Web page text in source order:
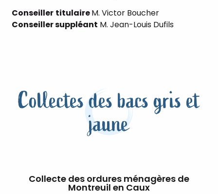
Conseiller titulaireM. Victor Boucher
Conseiller suppléant M. Jean-Louis Dufils
Collectes des bacs gris et
jaune
Collecte des ordures ménagères de
Montreuil en Caux